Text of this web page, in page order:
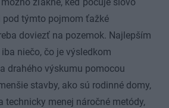
pod týmto pojmom ťažké
doviezť na pozemok. Najlepším
niečo, čo je výsledkom
drahého výskumu pomocou
stavby, ako sú rodinné domy,
technicky menej náročné metódy,